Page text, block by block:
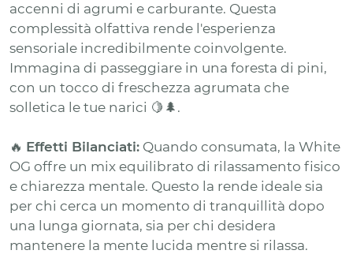
accenni di agrumi e carburante. Questa
complessità olfattiva rende l'esperienza
sensoriale incredibilmente coinvolgente.
Immagina di passeggiare in una foresta di pini,
con un tocco di freschezza agrumata che
solletica le tue narici 🍋🌲.
🔥 Effetti Bilanciati: Quando consumata, la White
OG offre un mix equilibrato di rilassamento fisico
e chiarezza mentale. Questo la rende ideale sia
per chi cerca un momento di tranquillità dopo
una lunga giornata, sia per chi desidera
mantenere la mente lucida mentre si rilassa.